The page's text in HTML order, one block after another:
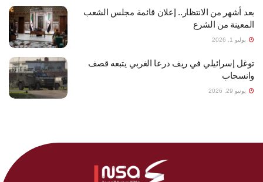
بعد أشهر من الانتظار.. إعلان قائمة مجلس الشعب
المعينة من الشرع
يوليو 1, 2026
توغل إسرائيلي في ريف درعا الغربي يتبعه قصف
وانسحاب
يونيو 29, 2026